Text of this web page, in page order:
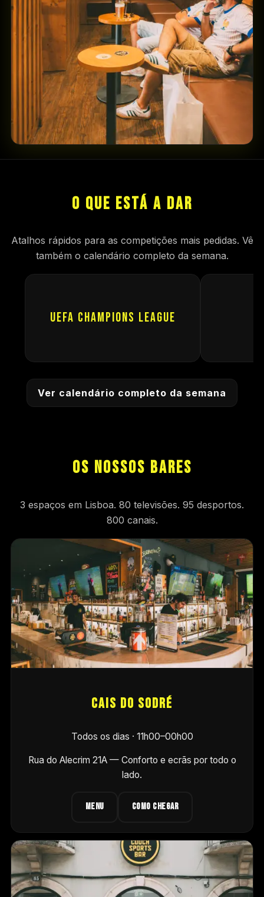
O QUE ESTÁ A DAR
Atalhos rápidos para as competições mais pedidas. Vê
também o calendário completo da semana.
UEFA Champions League
Ver calendário completo da semana
OS NOSSOS BARES
3 espaços em Lisboa. 80 televisões. 95 desportos.
800 canais.
Cais do Sodré
Todos os dias · 11h00–00h00
Rua do Alecrim 21A— Conforto e ecrãs por todo o
lado.
MENU COMO CHEGAR